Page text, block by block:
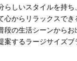
らしいスタイルを持
心からリラックスでき
段の生活シーンからお
案するラージサイズブ